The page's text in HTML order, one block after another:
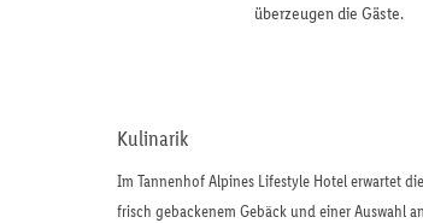
überzeugen die Gäste.
Kulinarik
Im Tannenhof Alpines Lifestyle Hotel erwartet
frisch gebackenem Gebäck und einer Auswahl